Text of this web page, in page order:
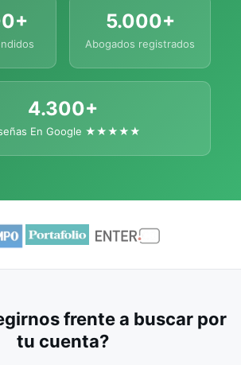
5.000+
Abogados registrados
4.300+
En Google ★★★★★
frente a buscar por
tu cuenta?